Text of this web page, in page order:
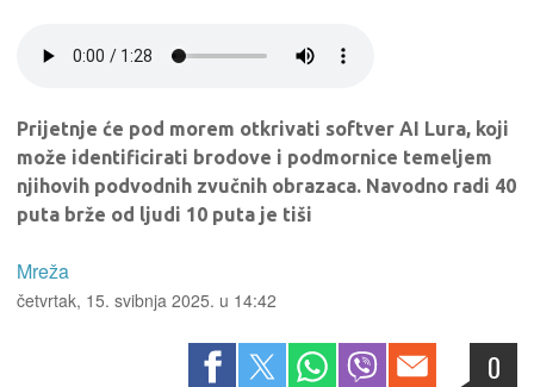
Prijetnje će pod morem otkrivati softver AI Lura, koji
može identificirati brodove i podmornice temeljem
njihovih podvodnih zvučnih obrazaca. Navodno radi 40
puta brže od ljudi 10 puta je tiši
Mreža
četvrtak, 15. svibnja 2025. u 14:42
0